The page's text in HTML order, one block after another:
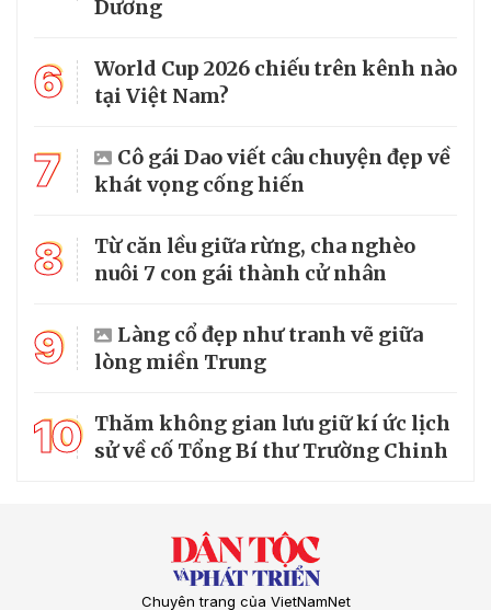
Dương
6
World Cup 2026 chiếu trên kênh nào
tại Việt Nam?
7
Cô gái Dao viết câu chuyện đẹp về
khát vọng cống hiến
8
Từ căn lều giữa rừng, cha nghèo
nuôi 7 con gái thành cử nhân
9
Làng cổ đẹp như tranh vẽ giữa
lòng miền Trung
10 Thăm không gian lưu giữ kí ức lịch
sử về cố Tổng Bí thư Trường Chinh
Chuyên trang của VietNamNet